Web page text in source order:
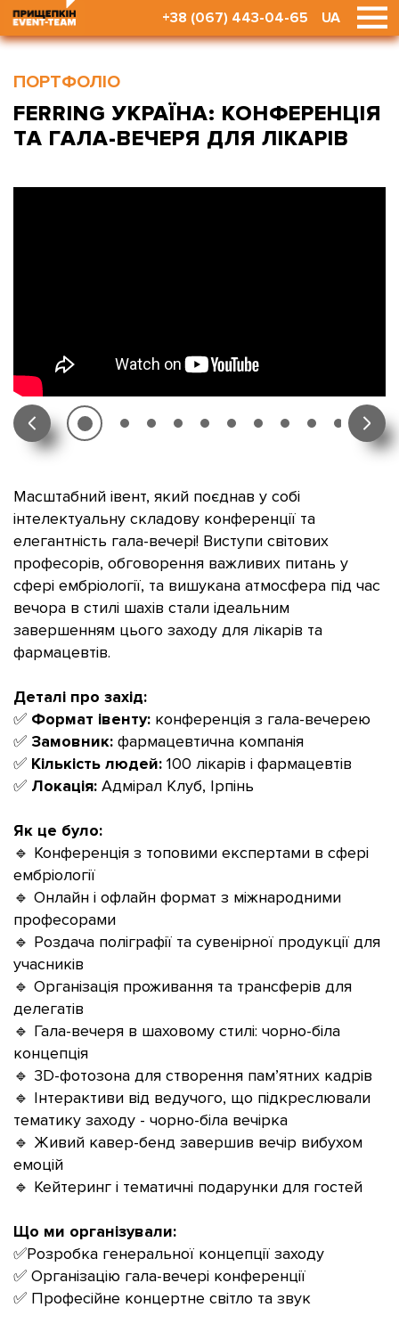
+38 (067) 443-04-65 UA
ПОРТФОЛІО
FERRING УКРАЇНА: КОНФЕРЕНЦІЯ
ТА ГАЛА-ВЕЧЕРЯ ДЛЯ ЛІКАРІВ
Масштабний івент, який поєднав у собі
інтелектуальну складову конференції та
елегантність гала-вечері! Виступи світових
професорів, обговорення важливих питань у
сфері ембріології, та вишукана атмосфера під час
вечора в стилі шахів стали ідеальним
завершенням цього заходу для лікарів та
фармацевтів.
Деталі про захід:
✅ Формат івенту: конференція з гала-вечерею
✅ Замовник: фармацевтична компанія
✅ Кількість людей: 100 лікарів і фармацевтів
✅ Локація: Адмірал Клуб, Ірпінь
Як це було:
🔹 Конференція з топовими експертами в сфері
ембріології
🔹 Онлайн і офлайн формат з міжнародними
професорами
🔹 Роздача поліграфії та сувенірної продукції для
учасників
🔹 Організація проживання та трансферів для
делегатів
🔹 Гала-вечеря в шаховому стилі: чорно-біла
концепція
🔹 3D-фотозона для створення пам’ятних кадрів
🔹 Інтерактиви від ведучого, що підкреслювали
тематику заходу - чорно-біла вечірка
🔹 Живий кавер-бенд завершив вечір вибухом
емоцій
🔹 Кейтеринг і тематичні подарунки для гостей
Що ми організували:
✅Розробка генеральної концепції заходу
✅ Організацію гала-вечері конференції
✅ Професійне концертне світло та звук